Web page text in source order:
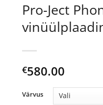
Pro-Ject
€580.00
Värvus